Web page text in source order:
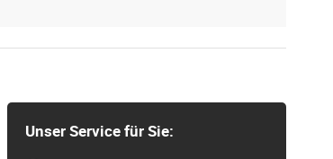
Unser Service für Sie: